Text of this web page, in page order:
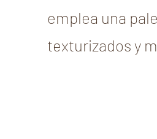
emplea una
texturizados y